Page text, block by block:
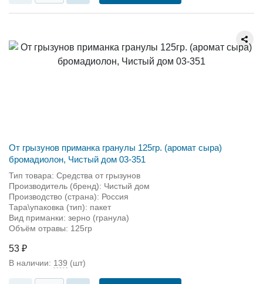
От грызунов приманка гранулы 125гр. (аромат сыра)
бромадиолон, Чистый дом 03-351
Тип товара: Средства от грызунов
Производитель (бренд): Чистый дом
Производство (страна): Россия
Тара\упаковка (тип): пакет
Вид приманки: зерно (гранула)
Объём отравы: 125гр
53 ₽
В наличии: 139 (шт)